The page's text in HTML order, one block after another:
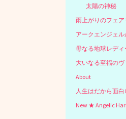
太陽の神秘
雨上がりのフェア
アークエンジェ
母なる地球レデ
大いなる至福の
About
人生はだから面白
New ★ Angelic